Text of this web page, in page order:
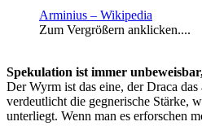
Arminius – Wikipedia
Zum Vergrößern anklicken....
Spekulation ist immer
Der Wyrm ist das eine, der Draca
verdeutlicht die gegnerische Stärke,
unterliegt. Wenn man es erforschen